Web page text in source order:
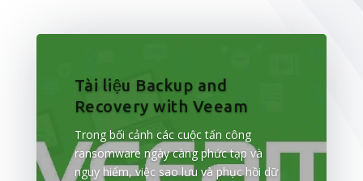
Tài liệu Backup and
Recovery with Veeam
Trong bối cảnh các cuộc tấn công
ransomware ngày càng phức tạp và
nguy hiểm, việc sao lưu và phục hồi dữ